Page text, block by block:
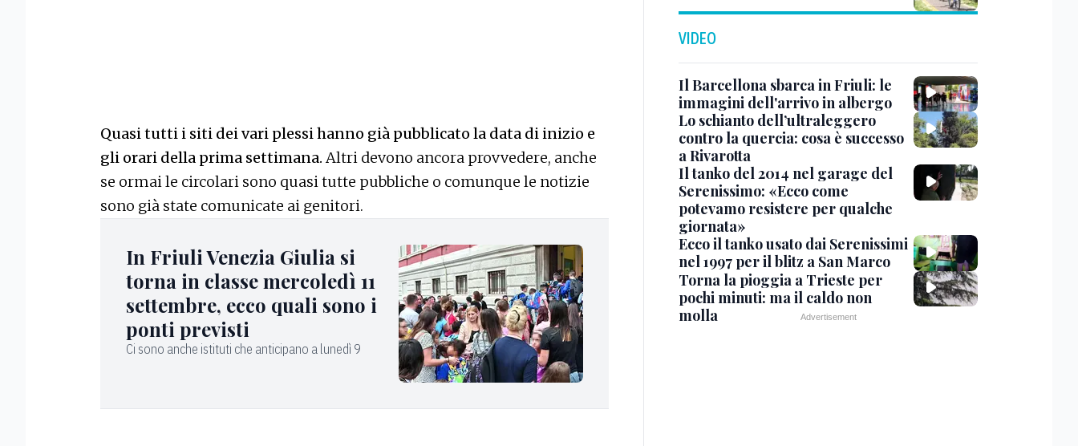
Quasi tutti i siti dei vari plessi hanno già pubblicato la data di inizio e
gli orari della prima settimana. Altri devono ancora provvedere, anche
se ormai le circolari sono quasi tutte pubbliche o comunque le notizie
sono già state comunicate ai genitori.
In Friuli Venezia Giulia si
torna in classe mercoledì 11
settembre, ecco quali sono i
ponti previsti
Ci sono anche istituti che anticipano a lunedì 9
VIDEO
Il Barcellona sbarca in Friuli: le
immagini dell'arrivo in albergo
Lo schianto dell’ultraleggero
contro la quercia: cosa è successo
a Rivarotta
Il tanko del 2014 nel garage del
Serenissimo: «Ecco come
potevamo resistere per qualche
giornata»
Ecco il tanko usato dai Serenissimi
nel 1997 per il blitz a San Marco
Torna la pioggia a Trieste per
pochi minuti: ma il caldo non
molla